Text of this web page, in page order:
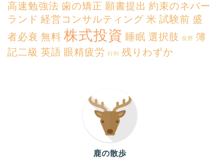
高速勉強法 歯の矯正 願書提出 約束のネバー
ランド 経営コンサルティング 米 試験前 盛
者必衰 無料 株式投資 睡眠 選択肢 長野 簿
記二級 英語 眼精疲労 行列 残りわずか
鹿の散歩